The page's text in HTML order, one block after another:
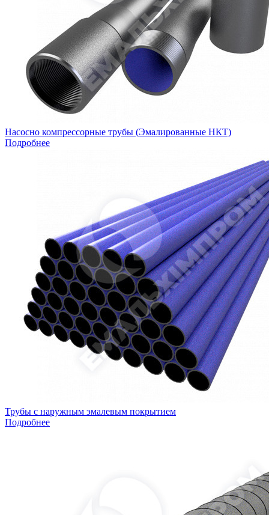
Насосно компрессорные трубы (Эмалированные НКТ)
Подробнее
Трубы с наружным эмалевым покрытием
Подробнее